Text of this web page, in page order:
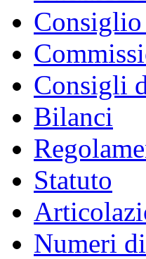
Consigli
Bilanci
Statuto
Numeri